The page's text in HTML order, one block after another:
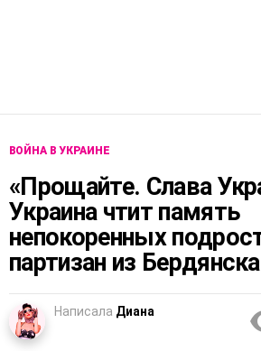
ВОЙНА В УКРАИНЕ
«Прощайте. Слава
Украина чтит память
непокоренных
партизан из Бердянска
Написала Диана